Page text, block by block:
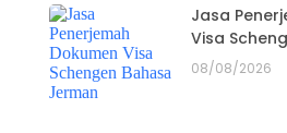
Jasa
Visa
08/08/2026